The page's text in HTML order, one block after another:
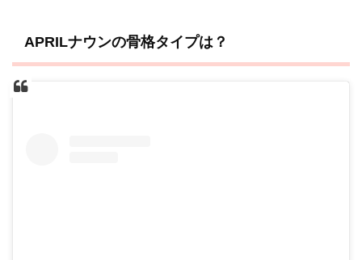
APRILナウンの骨格タイプは？